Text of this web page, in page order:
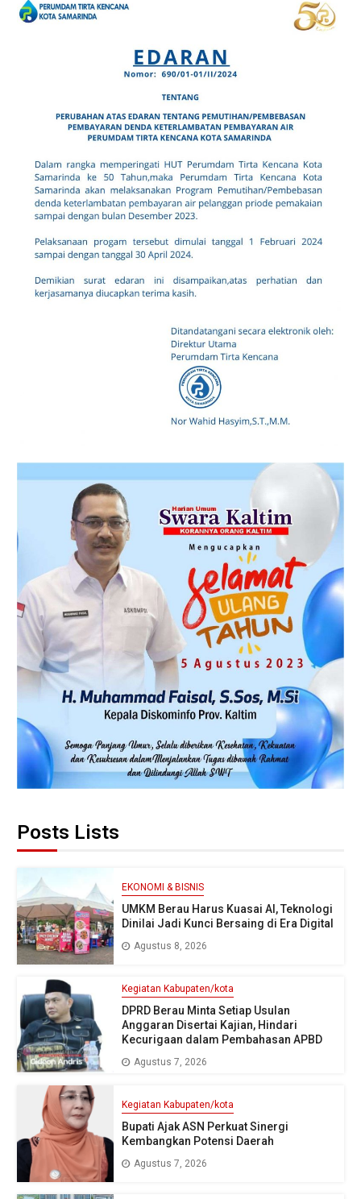
Posts Lists
EKONOMI & BISNIS
UMKM Berau Harus Kuasai AI, Teknologi
Dinilai Jadi Kunci Bersaing di Era Digital
Agustus 8, 2026
Kegiatan Kabupaten/kota
DPRD Berau Minta Setiap Usulan
Anggaran Disertai Kajian, Hindari
Kecurigaan dalam Pembahasan APBD
Agustus 7, 2026
Kegiatan Kabupaten/kota
Bupati Ajak ASN Perkuat Sinergi
Kembangkan Potensi Daerah
Agustus 7, 2026